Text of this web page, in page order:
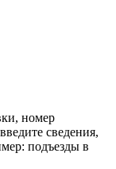
номер
сведения,
подъезды в